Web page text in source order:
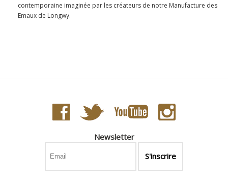
contemporaine imaginée par les créateurs de notre Manufacture des
Emaux de Longwy.
Newsletter